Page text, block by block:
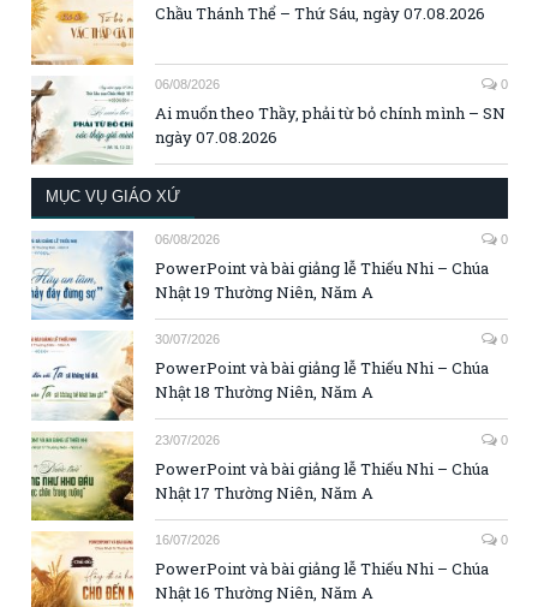
Chầu Thánh Thể – Thứ Sáu, ngày 07.08.2026
06/08/2026 0
Ai muốn theo Thầy, phải từ bỏ chính mình – SN
ngày 07.08.2026
MỤC VỤ GIÁO XỨ
06/08/2026 0
PowerPoint và bài giảng lễ Thiếu Nhi – Chúa
Nhật 19 Thường Niên, Năm A
30/07/2026 0
PowerPoint và bài giảng lễ Thiếu Nhi – Chúa
Nhật 18 Thường Niên, Năm A
23/07/2026 0
PowerPoint và bài giảng lễ Thiếu Nhi – Chúa
Nhật 17 Thường Niên, Năm A
16/07/2026 0
PowerPoint và bài giảng lễ Thiếu Nhi – Chúa
Nhật 16 Thường Niên, Năm A